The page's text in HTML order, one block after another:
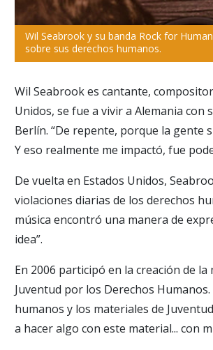
Wil Seabrook y su banda Rock for
sobre sus derechos humanos.
Wil Seabrook es cantante,
Unidos, se fue a vivir a Alemania
Berlín. “De repente, porque la gente
Y eso realmente me impactó, fue
De vuelta en Estados Unidos,
violaciones diarias de los derechos
música encontró una manera de
idea”.
En 2006 participó en la creación de
Juventud por los Derechos
humanos y los materiales de
a hacer algo con este material... con